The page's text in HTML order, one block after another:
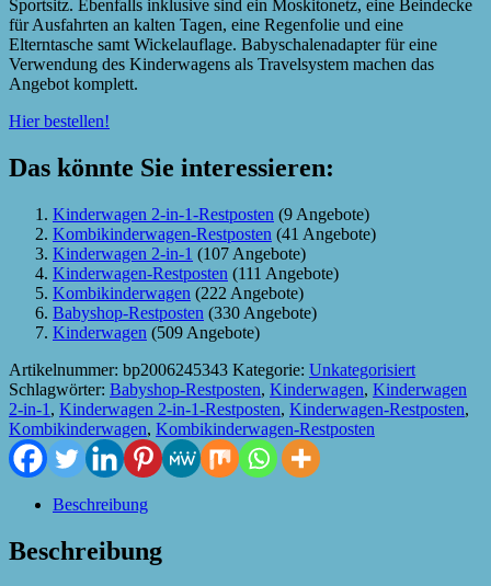
Sportsitz. Ebenfalls inklusive sind ein Moskitonetz, eine Beindecke
für Ausfahrten an kalten Tagen, eine Regenfolie und eine
Elterntasche samt Wickelauflage. Babyschalenadapter für eine
Verwendung des Kinderwagens als Travelsystem machen das
Angebot komplett.
Hier bestellen!
Das könnte Sie interessieren:
Kinderwagen 2-in-1-Restposten (9 Angebote)
Kombikinderwagen-Restposten (41 Angebote)
Kinderwagen 2-in-1 (107 Angebote)
Kinderwagen-Restposten (111 Angebote)
Kombikinderwagen (222 Angebote)
Babyshop-Restposten (330 Angebote)
Kinderwagen (509 Angebote)
Artikelnummer: bp2006245343 Kategorie: Unkategorisiert
Schlagwörter: Babyshop-Restposten, Kinderwagen, Kinderwagen
2-in-1 , Kinderwagen 2-in-1-Restposten, Kinderwagen-Restposten,
Kombikinderwagen, Kombikinderwagen-Restposten
Beschreibung
Beschreibung